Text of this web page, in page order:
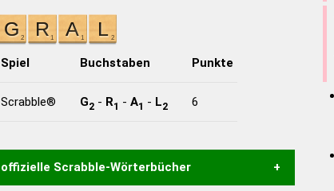
Spiel Buchstaben Punkte
Scrabble® G2- R1 - A1 - L2 6
offizielle Scrabble-Wörterbücher